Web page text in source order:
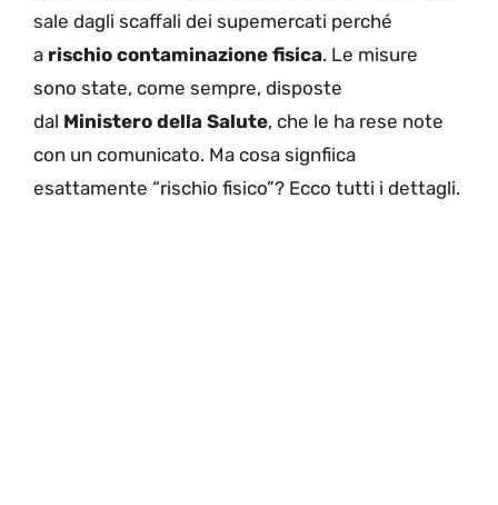
sale dagli scaffali dei supemercati perché
a rischio contaminazione fisica. Le misure
sono state, come sempre, disposte
dal Ministero della Salute, che le ha rese note
con un comunicato. Ma cosa signfiica
esattamente “rischio fisico”? Ecco tutti i dettagli.